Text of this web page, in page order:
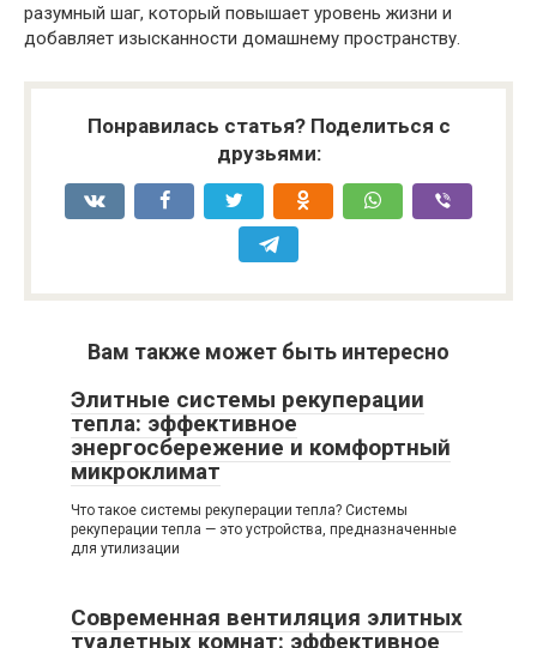
разумный шаг, который повышает уровень жизни и
добавляет изысканности домашнему пространству.
Понравилась статья? Поделиться с
друзьями:
Вам также может быть интересно
Элитные системы рекуперации
тепла: эффективное
энергосбережение и комфортный
микроклимат
Что такое системы рекуперации тепла? Системы
рекуперации тепла — это устройства, предназначенные
для утилизации
Современная вентиляция элитных
туалетных комнат: эффективное